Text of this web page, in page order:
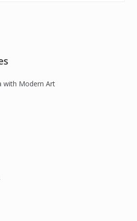
with Modern Art